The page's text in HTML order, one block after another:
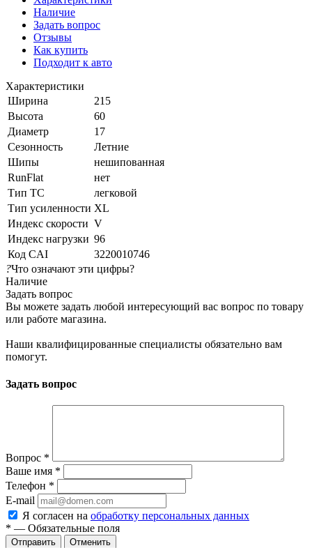
Наличие
Задать вопрос
Отзывы
Как купить
Подходит к авто
Характеристики
Ширина
215
Высота
60
Диаметр
17
Сезонность
Летние
Шипы
нешипованная
RunFlat
нет
Тип ТС
легковой
Тип усиленности XL
Индекс скорости V
Индекс нагрузки 96
Код CAI
3220010746
?Что означают эти цифры?
Наличие
Задать вопрос
Вы можете задать любой интересующий вас вопрос по товару
или работе магазина.
Наши квалифицированные специалисты обязательно вам
помогут.
Задать вопрос
Вопрос *
Ваше имя *
Телефон *
E-mail
Я согласен на обработку персональных данных
* — Обязательные поля
Отменить